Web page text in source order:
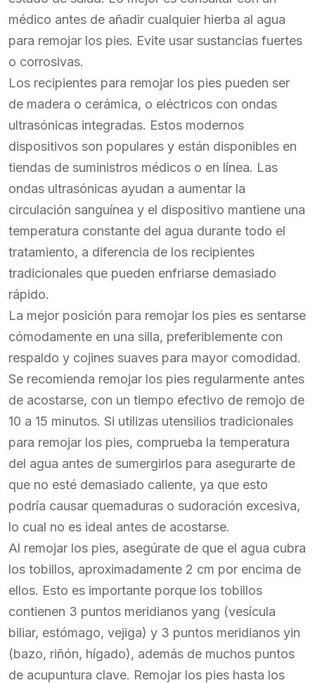
médico antes de añadir cualquier hierba al agua
para remojar los pies. Evite usar sustancias fuertes
o corrosivas.
Los recipientes para remojar los pies pueden ser
de madera o cerámica, o eléctricos con ondas
ultrasónicas integradas. Estos modernos
dispositivos son populares y están disponibles en
tiendas de suministros médicos o en línea. Las
ondas ultrasónicas ayudan a aumentar la
circulación sanguínea y el dispositivo mantiene una
temperatura constante del agua durante todo el
tratamiento, a diferencia de los recipientes
tradicionales que pueden enfriarse demasiado
rápido.
La mejor posición para remojar los pies es sentarse
cómodamente en una silla, preferiblemente con
respaldo y cojines suaves para mayor comodidad.
Se recomienda remojar los pies regularmente antes
de acostarse, con un tiempo efectivo de remojo de
10 a 15 minutos. Si utilizas utensilios tradicionales
para remojar los pies, comprueba la temperatura
del agua antes de sumergirlos para asegurarte de
que no esté demasiado caliente, ya que esto
podría causar quemaduras o sudoración excesiva,
lo cual no es ideal antes de acostarse.
Al remojar los pies, asegúrate de que el agua cubra
los tobillos, aproximadamente 2 cm por encima de
ellos. Esto es importante porque los tobillos
contienen 3 puntos meridianos yang (vesícula
biliar, estómago, vejiga) y 3 puntos meridianos yin
(bazo, riñón, hígado), además de muchos puntos
de acupuntura clave. Remojar los pies hasta los